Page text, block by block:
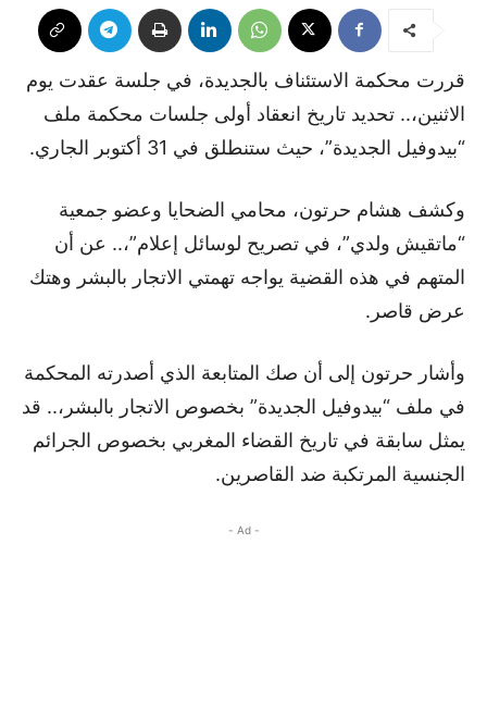
قررت محكمة الاستئناف بالجديدة، في جلسة عقدت يوم
الاثنين،.. تحديد تاريخ انعقاد أولى جلسات محكمة ملف
“بيدوفيل الجديدة”، حيث ستنطلق في 31 أكتوبر الجاري.
وكشف هشام حرتون، محامي الضحايا وعضو جمعية
“ماتقيش ولدي”، في تصريح لوسائل إعلام”،.. عن أن
المتهم في هذه القضية يواجه تهمتي الاتجار بالبشر وهتك
عرض قاصر.
وأشار حرتون إلى أن صك المتابعة الذي أصدرته المحكمة
في ملف “بيدوفيل الجديدة” بخصوص الاتجار بالبشر،.. قد
يمثل سابقة في تاريخ القضاء المغربي بخصوص الجرائم
الجنسية المرتكبة ضد القاصرين.
- Ad -